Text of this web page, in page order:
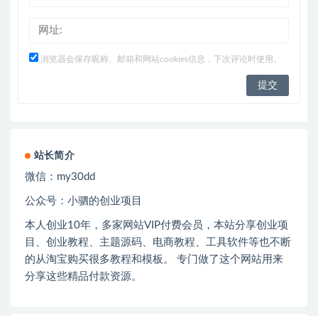
浏览器会保存昵称、邮箱和网站cookies信息，下次评论时使用。
站长简介
微信： my30dd
公众号：小驷的创业项目
本人创业10年，多家网站VIP付费会员，本站分享创业项
目、创业教程、主题源码、电商教程、工具软件等也不断
的从淘宝购买很多教程和模板。 专门做了这个网站用来
分享这些精品付款资源。